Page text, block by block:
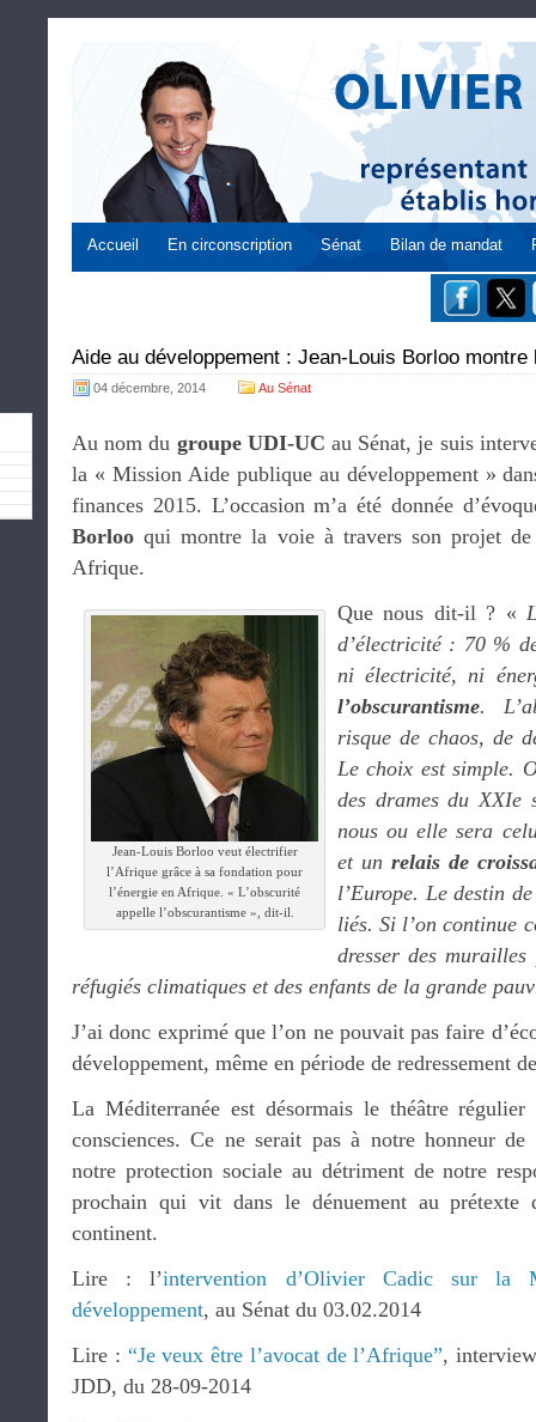
Accueil En circonscription Sénat Bilan de mandat
Aide au développement : Jean-Louis Borloo montre
04 décembre, 2014 Au Sénat
Au nom du groupe UDI-UC au Sénat, je suis
la « Mission Aide publique au développement »
finances 2015. L’occasion m’a été donnée
Borloo qui montre la voie à travers son projet
Afrique.
Jean-Louis Borloo veut électrifier
l’Afrique grâce à sa fondation pour
l’énergie en Afrique. « L’obscurité
appelle l’obscurantisme », dit-il.
Que nous dit-il ? «
d’électricité : 70 %
ni électricité, ni
l’obscurantisme.
risque de chaos, de
Le choix est simple.
des drames du XXIe
nous ou elle sera
et unrelais de
l’Europe. Le destin
liés. Si l’on continue
dresser des
réfugiés climatiques et des enfants de la grande
J’ai donc exprimé que l’on ne pouvait pas faire
développement, même en période de redressement
La Méditerranée est désormais le théâtre
consciences. Ce ne serait pas à notre honneur de
notre protection sociale au détriment de notre
prochain qui vit dans le dénuement au prétexte
continent.
Lire : l’intervention d’Olivier Cadic sur la
développement, au Sénat du 03.02.2014
Lire : “Je veux être l’avocat de l’Afrique”,
JDD, du 28-09-2014